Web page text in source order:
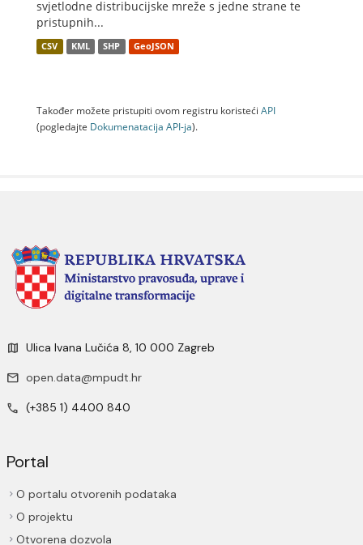
svjetlodne distribucijske mreže s jedne strane te
pristupnih...
CSV KML SHP GeoJSON
Također možete pristupiti ovom registru koristeći API
(pogledajte Dokumenаtаcijа API-jа).